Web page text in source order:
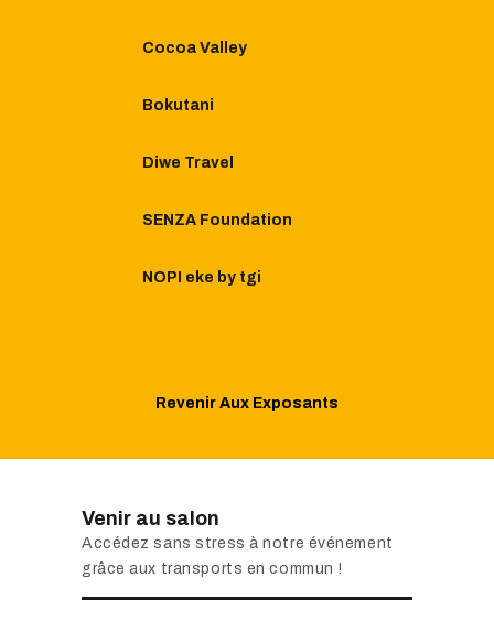
Cocoa Valley
Bokutani
Diwe Travel
SENZA Foundation
NOPI eke by tgi
Revenir Aux Exposants
Venir au salon
Accédez sans stress à notre événement
grâce aux transports en commun !